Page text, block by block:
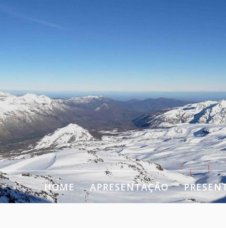
HOME APRESENTAÇÃO